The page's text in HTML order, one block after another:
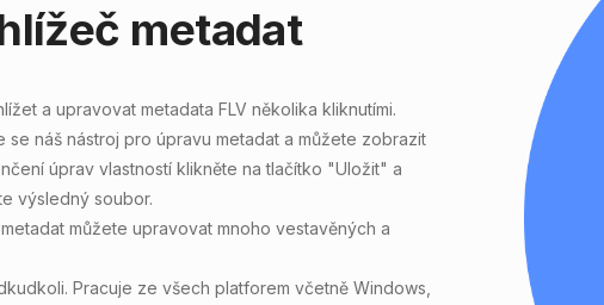
metadat
a upravovat metadata FLV několika kliknutími.
se náš nástroj pro úpravu metadat a můžete zobrazit
úprav vlastností klikněte na tlačítko "Uložit" a
výsledný soubor.
můžete upravovat mnoho vestavěných a
Pracuje ze všech platforem včetně Windows,